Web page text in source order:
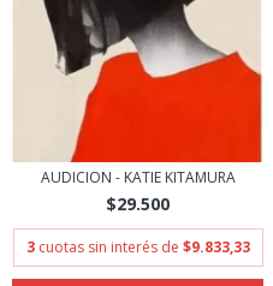
AUDICION - KATIE KITAMURA
$29.500
3 cuotas sin interés de $9.833,33